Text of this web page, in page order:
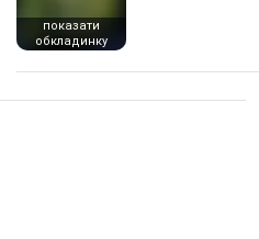
показати
обкладинку